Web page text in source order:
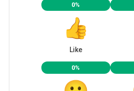
0%
Like
0%